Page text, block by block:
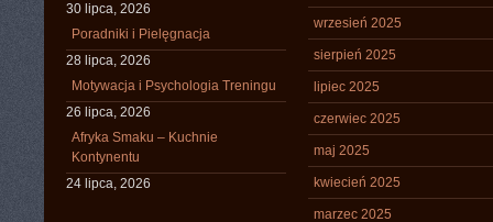
30 lipca, 2026
Poradniki i Pielęgnacja
28 lipca, 2026
Motywacja i Psychologia Treningu
26 lipca, 2026
Afryka Smaku – Kuchnie
Kontynentu
24 lipca, 2026
wrzesień 2025
sierpień 2025
lipiec 2025
czerwiec 2025
maj 2025
kwiecień 2025
marzec 2025